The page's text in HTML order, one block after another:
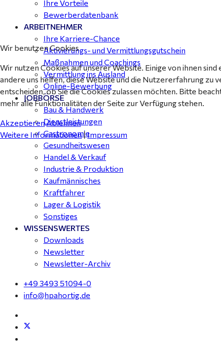
Ihre Vorteile
Bewerberdatenbank
ARBEITNEHMER
Ihre Karriere-Chance
Aktivierungs- und Vermittlungsgutschein
Maßnahmen und Coachings
Vermittlung ins Ausland
Online-Bewerbung
JOBBÖRSE
Bau & Handwerk
Dienstleistungen
Gastronomie
Gesundheitswesen
Handel & Verkauf
Industrie & Produktion
Kaufmännisches
Kraftfahrer
Lager & Logistik
Sonstiges
WISSENSWERTES
Downloads
Newsletter
Newsletter-Archiv
+49 3493 51094-0
info@hpahortig.de
Wir benutzen Cookies
Wir nutzen Cookies auf unserer Website. Einige von ihnen
andere uns helfen, diese Website und die Nutzererfahrung zu
entscheiden, ob Sie die Cookies zulassen möchten. Bitte
mehr alle Funktionalitäten der Seite zur Verfügung stehen.
AkzeptierenAblehnen
Weitere Informationen|Impressum